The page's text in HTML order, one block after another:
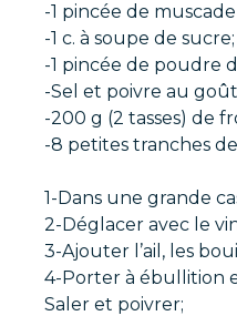
-1 pincée de
-1 c. à soupe de sucre;
-1 pincée de poudre
-Sel et poivre au
-200 g (2 tasses) de
-8 petites tranches
1-Dans une grande
2-Déglacer avec le
3-Ajouter l’ail, les
4-Porter à ébullition
Saler et poivrer;